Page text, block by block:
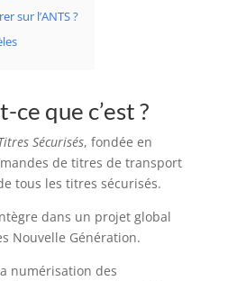
sur l’ANTS ?
ce que c’est ?
Sécurisés, fondée en
de titres de transport
tous les titres sécurisés.
dans un projet global
Nouvelle Génération.
numérisation des